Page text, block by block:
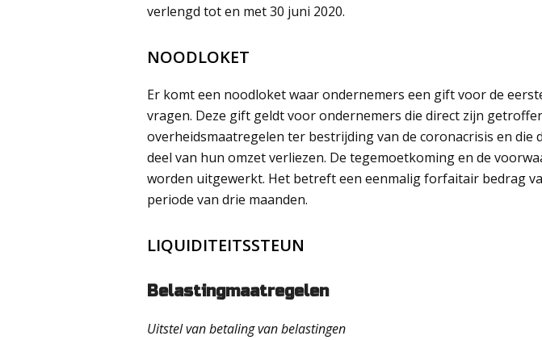
verlengd tot en met 30 juni 2020.
NOODLOKET
Er komt een noodloket waar ondernemers een gift voor de
vragen. Deze gift geldt voor ondernemers die direct zijn
overheidsmaatregelen ter bestrijding van de coronacrisis en die
deel van hun omzet verliezen. De tegemoetkoming en de
worden uitgewerkt. Het betreft een eenmalig forfaitair bedrag
periode van drie maanden.
LIQUIDITEITSSTEUN
Belastingmaatregelen
Uitstel van betaling van belastingen